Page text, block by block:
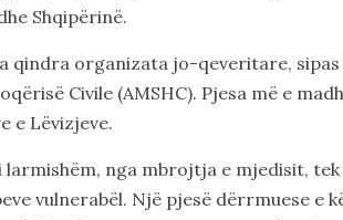
Shqipërinë.
qindra organizata jo-qeveritare,
Civile (AMSHC). Pjesa më e
e Lëvizjeve.
nga mbrojtja e mjedisit,
vulnerabël. Një pjesë dërrmuese e